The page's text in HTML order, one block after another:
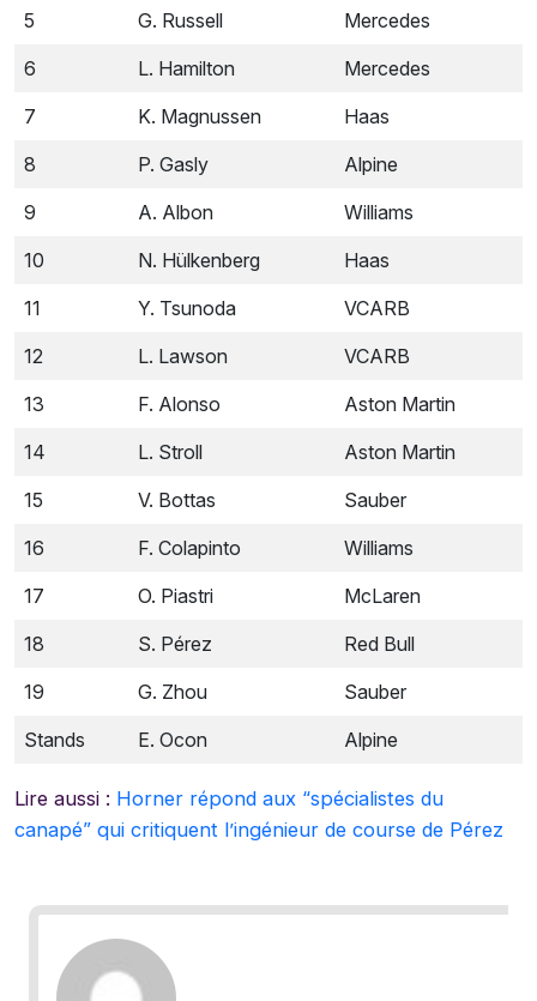
5
G. Russell
Mercedes
6
L. Hamilton
Mercedes
7
K. Magnussen
Haas
8
P. Gasly
Alpine
9
A. Albon
Williams
10
N. Hülkenberg
Haas
11
Y. Tsunoda
VCARB
12
L. Lawson
VCARB
13
F. Alonso
Aston Martin
14
L. Stroll
Aston Martin
15
V. Bottas
Sauber
16
F. Colapinto
Williams
17
O. Piastri
McLaren
18
S. Pérez
Red Bull
19
G. Zhou
Sauber
Stands
E. Ocon Alpine
Lire aussi : Horner répond aux “spécialistes du
canapé” qui critiquent l’ingénieur de course de Pérez